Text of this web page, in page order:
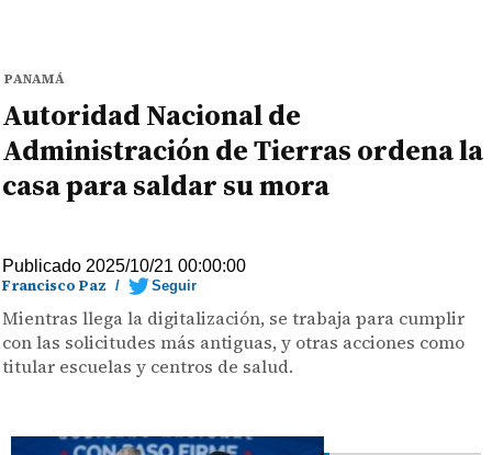
PANAMÁ
Autoridad Nacional de
Administración de Tierras ordena la
casa para saldar su mora
Publicado 2025/10/21 00:00:00
Francisco Paz / Seguir
Mientras llega la digitalización, se trabaja para cumplir
con las solicitudes más antiguas, y otras acciones como
titular escuelas y centros de salud.